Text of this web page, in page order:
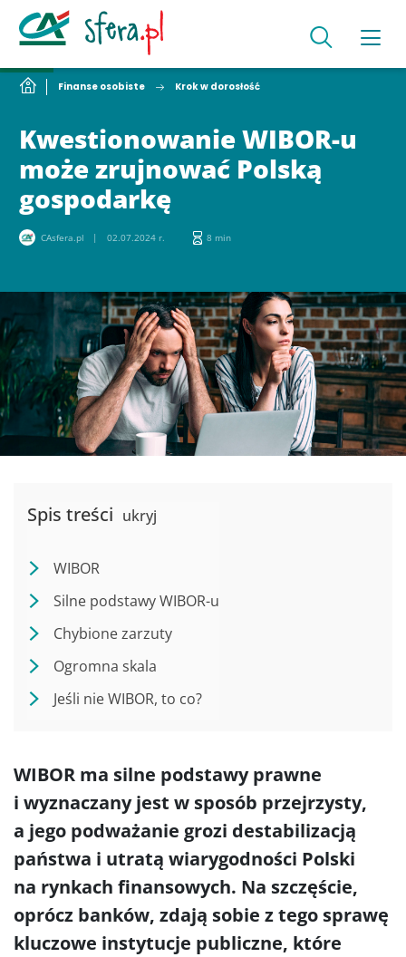
Finanse osobiste Krok w dorosłość
Kwestionowanie WIBOR-u
może zrujnować Polską
gospodarkę
CAsfera.pl 02.07.2024 r. 8 min
Spis treści ukryj
WIBOR
Silne podstawy WIBOR-u
Chybione zarzuty
Ogromna skala
Jeśli nie WIBOR, to co?
WIBOR ma silne podstawy prawne
i wyznaczany jest w sposób przejrzysty,
a jego podważanie grozi destabilizacją
państwa i utratą wiarygodności Polski
na rynkach finansowych. Na szczęście,
oprócz banków, zdają sobie z tego sprawę
kluczowe instytucje publiczne, które